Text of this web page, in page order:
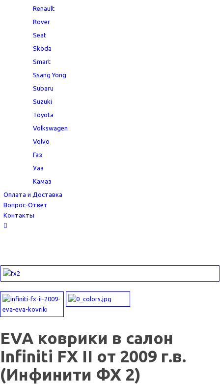
Renault
Rover
Seat
Skoda
Smart
Ssang Yong
Subaru
Suzuki
Toyota
Volkswagen
Volvo
Газ
Уаз
Камаз
Оплата и Доставка
Вопрос-Ответ
Контакты
EVA коврики в салон
Infiniti FX II от 2009 г.в.
(Инфинити ФХ 2)